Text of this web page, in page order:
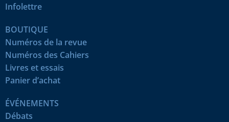
Infolettre
BOUTIQUE
Numéros de la revue
Numéros des Cahiers
Livres et essais
Panier d’achat
ÉVÉNEMENTS
Débats